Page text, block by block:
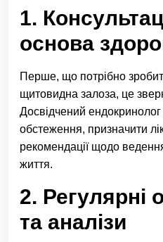
1.
основа
Перше, що потрібно
щитовидна залоза, це
Досвідчений
обстеження, призначити
рекомендації щодо
життя.
2. Регулярні
та аналізи